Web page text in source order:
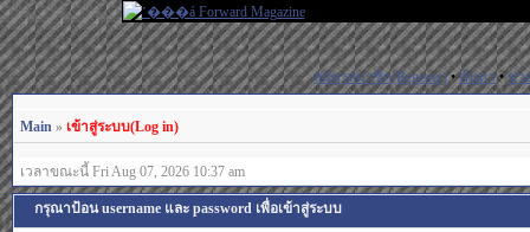
สมัครสมาชิก(Register)•ค้นหา•ช่ว
Main » เข้าสู่ระบบ(Log in)
เวลาขณะนี้ Fri Aug 07, 2026 10:37 am
กรุณาป้อน username และ password เพื่อเข้าสู่ระบบ